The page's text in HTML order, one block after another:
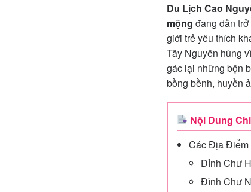
Du Lịch Cao
mộng đang dần
giới trẻ yêu thích
Tây Nguyên hùng
gác lại những bộn
bồng bềnh, huyền
Nội Dung
Các Địa Điểm
Đỉnh Chư
Đỉnh Chư